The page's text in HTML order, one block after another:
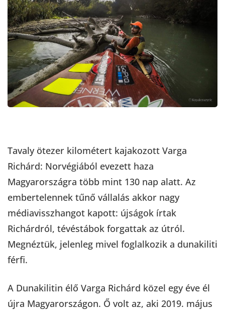
Tavaly ötezer kilométert kajakozott Varga
Richárd: Norvégiából evezett haza
Magyarországra több mint 130 nap alatt. Az
embertelennek tűnő vállalás akkor nagy
médiavisszhangot kapott: újságok írtak
Richárdról, tévéstábok forgattak az útról.
Megnéztük, jelenleg mivel foglalkozik a dunakiliti
férfi.
A Dunakilitin élő Varga Richárd közel egy éve él
újra Magyarországon. Ő volt az, aki 2019. május